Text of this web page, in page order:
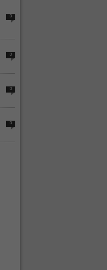
0
0
0
0